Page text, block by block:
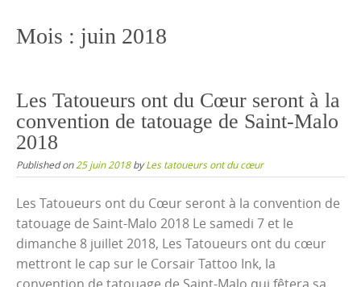
Mois : juin 2018
Les Tatoueurs ont du Cœur seront à la
convention de tatouage de Saint-Malo
2018
Published on25 juin 2018byLes tatoueurs ont du cœur
Les Tatoueurs ont du Cœur seront à la convention de
tatouage de Saint-Malo 2018 Le samedi 7 et le
dimanche 8 juillet 2018, Les Tatoueurs ont du cœur
mettront le cap sur le Corsair Tattoo Ink, la